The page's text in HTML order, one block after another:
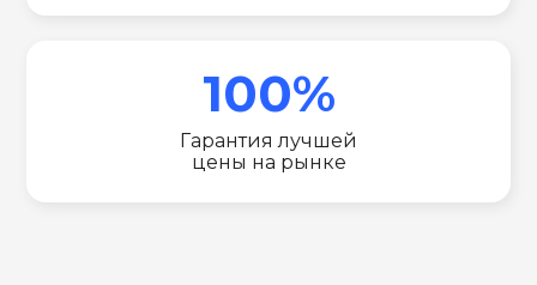
100%
Гарантия лучшей
цены на рынке